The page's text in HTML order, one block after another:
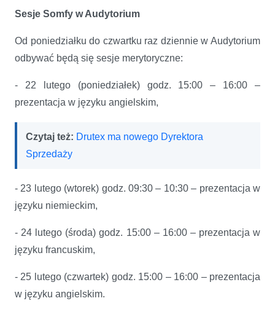
Sesje Somfy w Audytorium
Od poniedziałku do czwartku raz dziennie w Audytorium
odbywać będą się sesje merytoryczne:
- 22 lutego (poniedziałek) godz. 15:00 – 16:00 –
prezentacja w języku angielskim,
Czytaj też: Drutex ma nowego Dyrektora
Sprzedaży
- 23 lutego (wtorek) godz. 09:30 – 10:30 – prezentacja w
języku niemieckim,
- 24 lutego (środa) godz. 15:00 – 16:00 – prezentacja w
języku francuskim,
- 25 lutego (czwartek) godz. 15:00 – 16:00 – prezentacja
w języku angielskim.